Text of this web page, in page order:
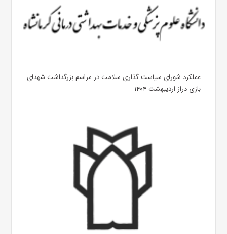
عملکرد شورای سیاست گذاری سلامت در مراسم بزرگداشت شهدای
بازی دراز اردیبهشت ۱۴۰۴